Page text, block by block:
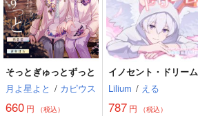
そっとぎゅっとずっと
月よ星よと / カピウス
660 円 （税込）
イノセント・ドリーム
Lilium / える
787 円 （税込）